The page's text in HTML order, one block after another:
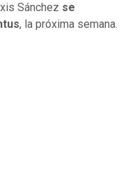
Sánchez se
, la próxima semana.